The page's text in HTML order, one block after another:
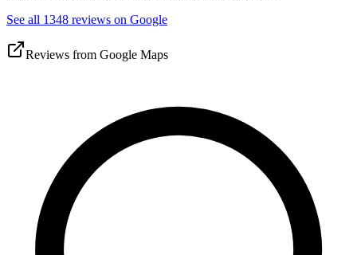
See all 1348 reviews on Google
Reviews from Google Maps